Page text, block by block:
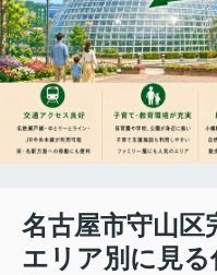
名古屋市守山区
エリア別に見